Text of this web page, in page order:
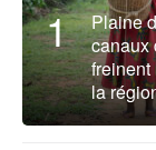
1
Plaine
canaux
la